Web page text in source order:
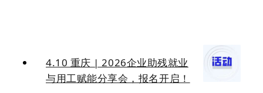
4.10 重庆 | 2026企业助残就业
与用工赋能分享会，报名开启！